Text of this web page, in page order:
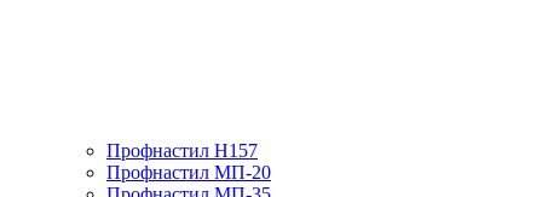
Профнастил H157
Профнастил МП-20